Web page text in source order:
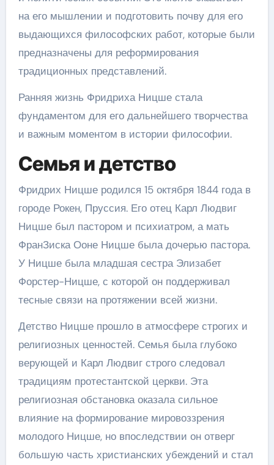
на его мышлении и подготовить почву для его
выдающихся философских работ, которые были
предназначены для реформирования
традиционных представлений.
Ранняя жизнь Фридриха Ницше стала
фундаментом для его дальнейшего творчества
и важным моментом в истории философии.
Семья и детство
Фридрих Ницше родился 15 октября 1844 года в
городе Рокен, Пруссия. Его отец Карл Людвиг
Ницше был пастором и психиатром, а мать
ФранЗиска Ооне Ницше была дочерью пастора.
У Ницше была младшая сестра Элизабет
Форстер-Ницше, с которой он поддерживал
тесные связи на протяжении всей жизни.
Детство Ницше прошло в атмосфере строгих и
религиозных ценностей. Семья была глубоко
верующей и Карл Людвиг строго следовал
традициям протестантской церкви. Эта
религиозная обстановка оказала сильное
влияние на формирование мировоззрения
молодого Ницше, но впоследствии он отверг
большую часть христианских убеждений и стал